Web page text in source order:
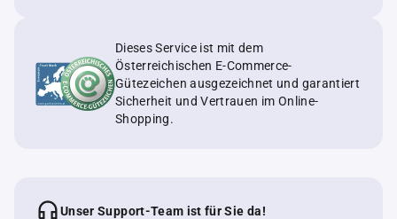
Dieses Service ist mit dem
Österreichischen E-Commerce-
Gütezeichen ausgezeichnet und garantiert
Sicherheit und Vertrauen im Online-
Shopping.
Unser Support-Team ist für Sie da!